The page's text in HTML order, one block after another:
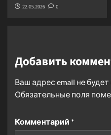
22.05.2026 0
Добавить
Ваш адрес email не будет
Обязательные поля
Комментарий *